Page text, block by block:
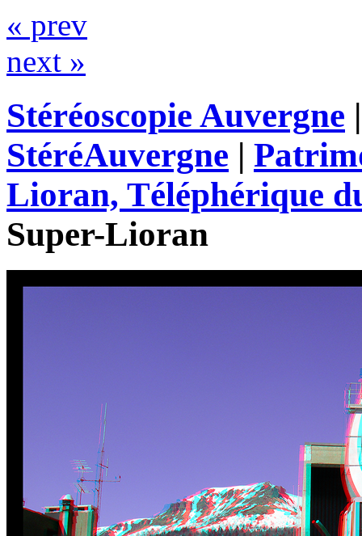
« prev
next »
Stéréoscopie Auvergne
StéréAuvergne |
Lioran, Téléphérique
Super-Lioran